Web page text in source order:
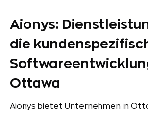
Aionys:
die
Ottawa
Aionys bietet Unternehmen in